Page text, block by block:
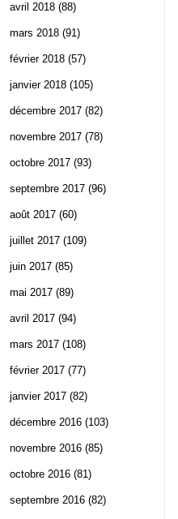
avril 2018 (88)
mars 2018 (91)
février 2018 (57)
janvier 2018 (105)
décembre 2017 (82)
novembre 2017 (78)
octobre 2017 (93)
septembre 2017 (96)
août 2017 (60)
juillet 2017 (109)
juin 2017 (85)
mai 2017 (89)
avril 2017 (94)
mars 2017 (108)
février 2017 (77)
janvier 2017 (82)
décembre 2016 (103)
novembre 2016 (85)
octobre 2016 (81)
septembre 2016 (82)